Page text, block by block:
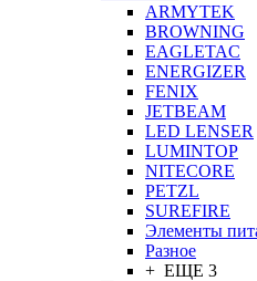
ARMYTEK
BROWNING
EAGLETAC
ENERGIZER
FENIX
JETBEAM
LED LENSER
LUMINTOP
NITECORE
PETZL
SUREFIRE
Элементы
Разное
+ ЕЩЕ 3